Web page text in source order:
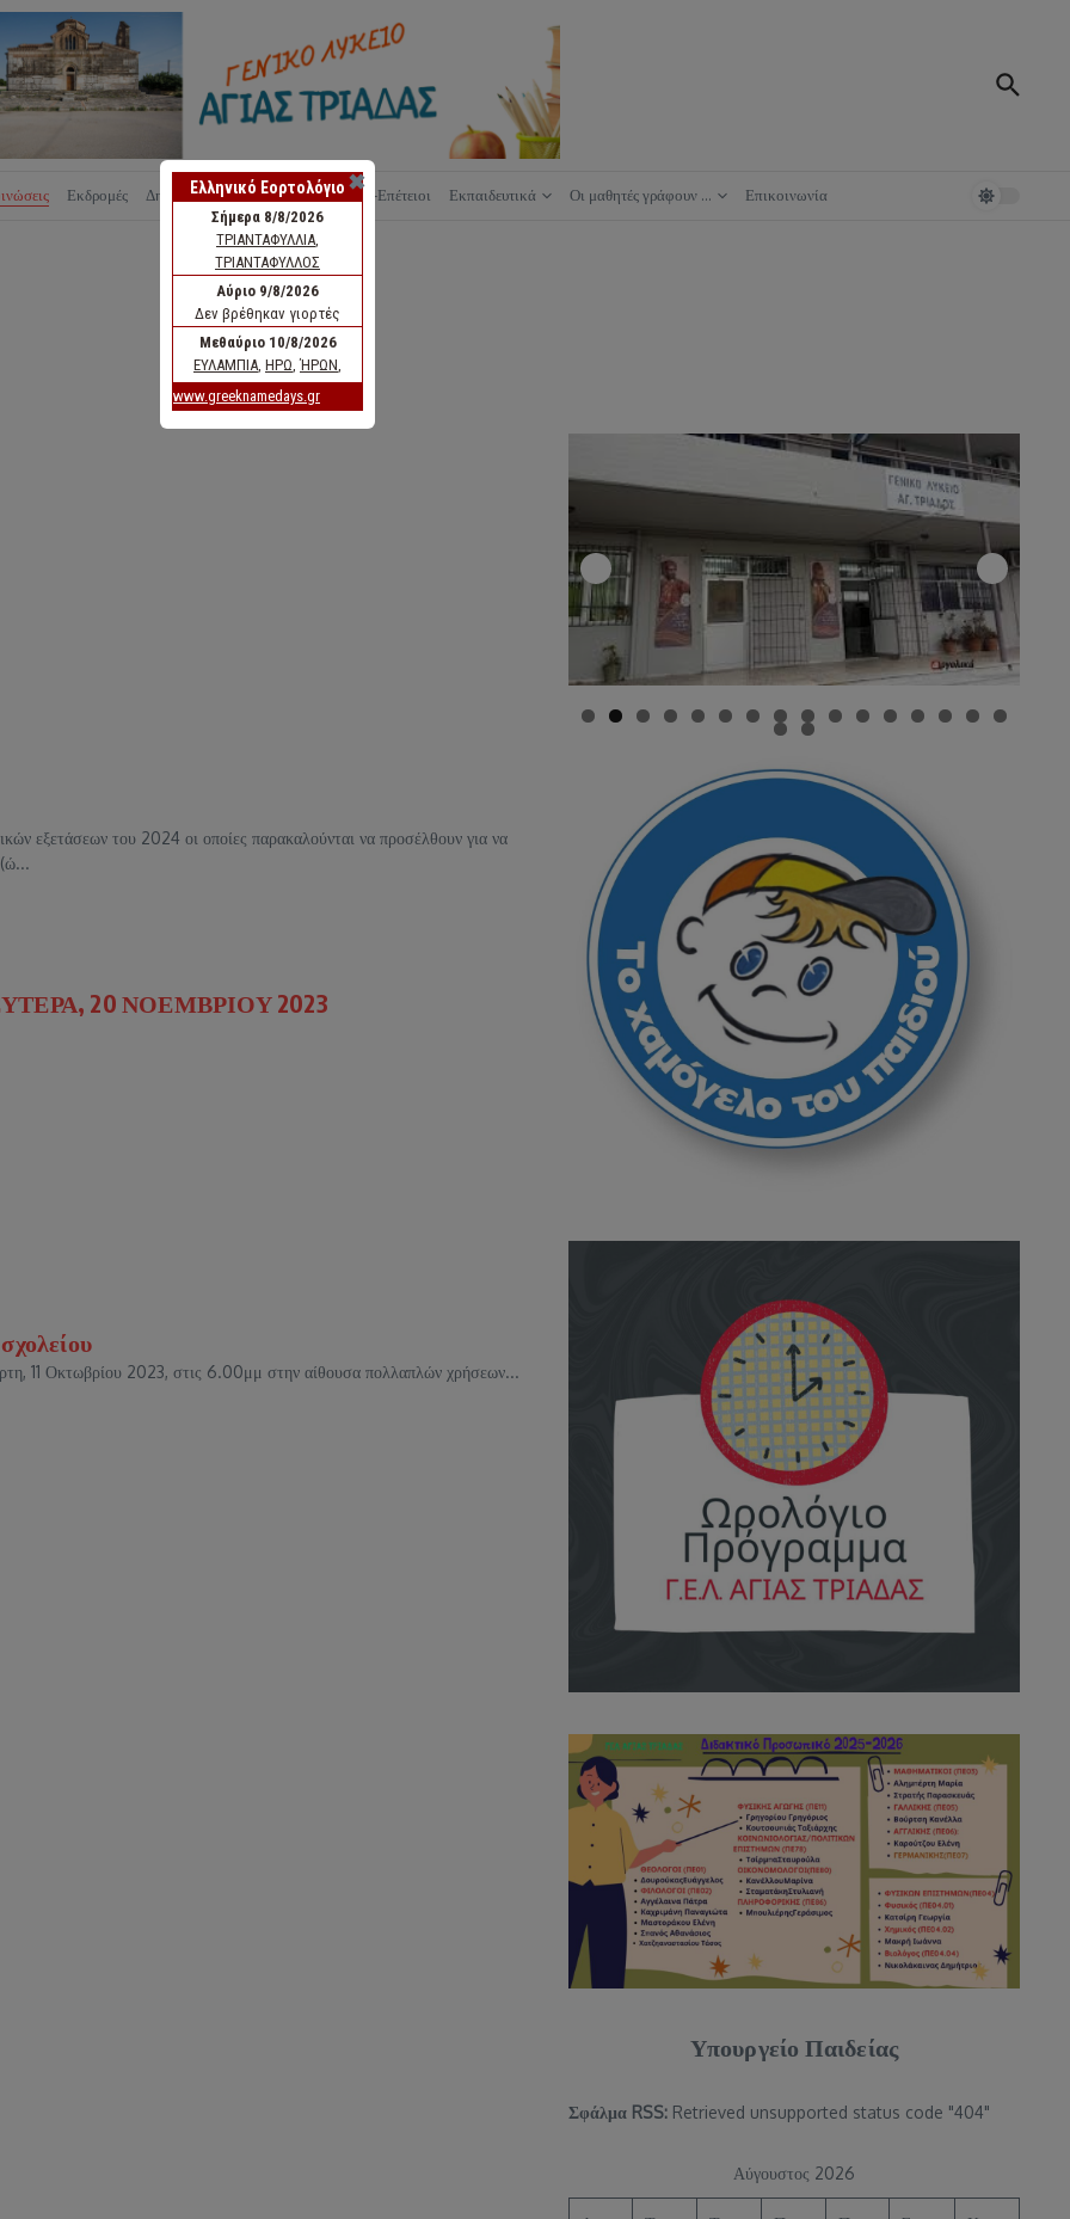
Εκδρομές Δημιουργίες Νομοθεσία Εορτές-Επέτειοι Εκπαιδευτικά Οι μαθητές γράφουν … Επικοινωνία
εξετάσεων του 2024 οι οποίες παρακαλούνται να προσέλθουν για να
20 ΝΟΕΜΒΡΙΟΥ 2023
11 Οκτωβρίου 2023, στις 6.00μμ στην αίθουσα πολλαπλών χρήσεων...
Υπουργείο Παιδείας
Σφάλμα RSS: Retrieved unsupported status code "404"
Αύγουστος 2026
✖